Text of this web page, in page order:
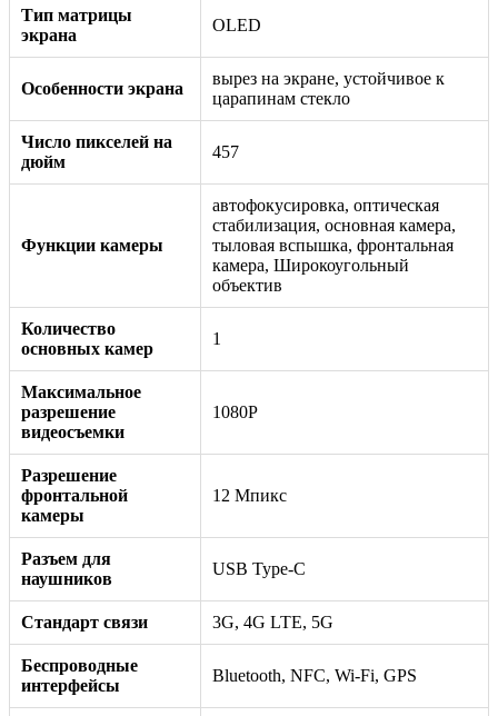
Тип матрицы
экрана
OLED
Особенности экрана
вырез на экране, устойчивое к
царапинам стекло
Число пикселей на
дюйм
457
Функции камеры
автофокусировка, оптическая
стабилизация, основная камера,
тыловая вспышка, фронтальная
камера, Широкоугольный
объектив
Количество
основных камер
1
Максимальное
разрешение
видеосъемки
1080P
Разрешение
фронтальной
камеры
12 Мпикс
Разъем для
наушников
USB Type-C
Стандарт связи 3G, 4G LTE, 5G
Беспроводные
интерфейсы
Bluetooth, NFC, Wi-Fi, GPS